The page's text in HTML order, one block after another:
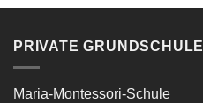
PRIVATE GRUNDSCHULE
Maria-Montessori-Schule